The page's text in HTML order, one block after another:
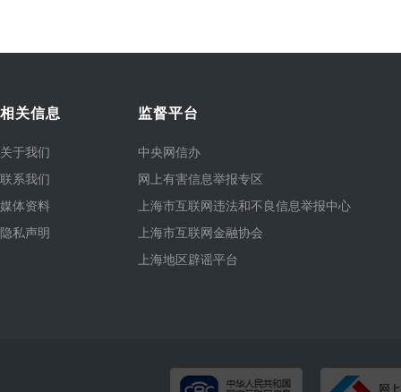
相关信息
关于我们
联系我们
媒体资料
隐私声明
监督平台
中央网信办
网上有害信息举报专区
上海市互联网违法和不良信息举报中心
上海市互联网金融协会
上海地区辟谣平台